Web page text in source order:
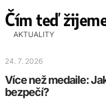
Čím teď
AKTUALITY
24. 7. 2026
Více než medaile:
bezpečí?